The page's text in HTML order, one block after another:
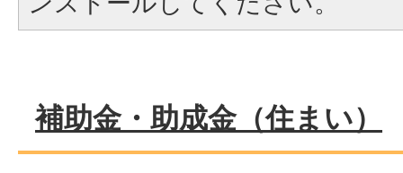
補助金・助成金（住まい）